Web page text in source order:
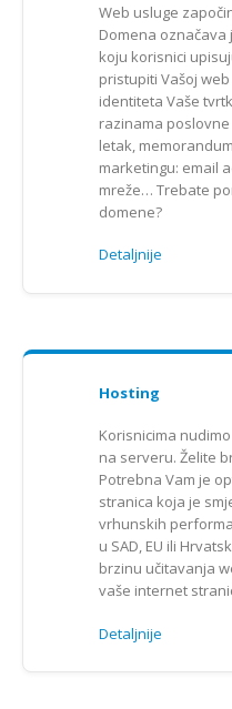
Web usluge
Domena
koju korisnici
pristupiti Vašoj
identiteta Vaše
razinama poslovne
letak,
marketingu: email
mreže… Trebate
domene?
Detaljnije
Hosting
Korisnicima
na serveru. Želite
Potrebna Vam je
stranica koja je
vrhunskih
u SAD, EU ili
brzinu učitavanja
vaše internet
Detaljnije